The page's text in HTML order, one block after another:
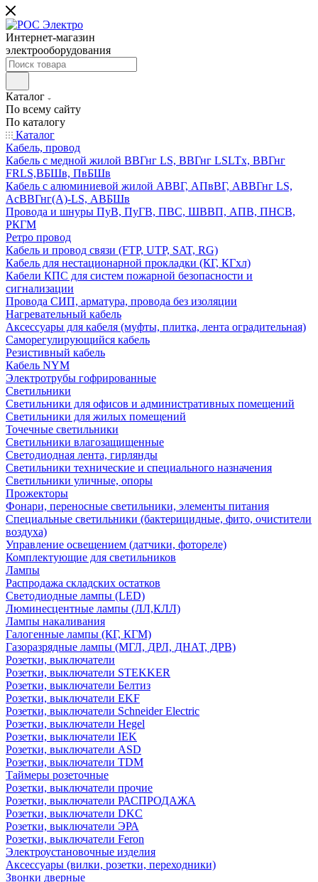
Интернет-магазин
электрооборудования
Каталог
По всему сайту
По каталогу
Каталог
Кабель, провод
Кабель с медной жилой ВВГнг LS, ВВГнг LSLTx, ВВГнг
FRLS,ВБШв, ПвБШв
Кабель с алюминиевой жилой АВВГ, АПвВГ, АВВГнг LS,
АсВВГнг(А)-LS, АВБШв
Провода и шнуры ПуВ, ПуГВ, ПВС, ШВВП, АПВ, ПНСВ,
РКГМ
Ретро провод
Кабель и провод связи (FTP, UTP, SAT, RG)
Кабель для нестационарной прокладки (КГ, КГхл)
Кабели КПС для систем пожарной безопасности и
сигнализации
Провода СИП, арматура, провода без изоляции
Нагревательный кабель
Аксессуары для кабеля (муфты, плитка, лента оградительная)
Саморегулирующийся кабель
Резистивный кабель
Кабель NYM
Электротрубы гофрированные
Светильники
Светильники для офисов и административных помещений
Светильники для жилых помещений
Точечные светильники
Светильники влагозащищенные
Светодиодная лента, гирлянды
Светильники технические и специального назначения
Светильники уличные, опоры
Прожекторы
Фонари, переносные светильники, элементы питания
Специальные светильники (бактерицидные, фито, очистители
воздуха)
Управление освещением (датчики, фотореле)
Комплектующие для светильников
Лампы
Распродажа складских остатков
Светодиодные лампы (LED)
Люминесцентные лампы (ЛЛ,КЛЛ)
Лампы накаливания
Галогенные лампы (КГ, КГМ)
Газоразрядные лампы (МГЛ, ДРЛ, ДНАТ, ДРВ)
Розетки, выключатели
Розетки, выключатели STEKKER
Розетки, выключатели Белтиз
Розетки, выключатели EKF
Розетки, выключатели Schneider Electric
Розетки, выключатели Hegel
Розетки, выключатели IEK
Розетки, выключатели ASD
Розетки, выключатели TDM
Таймеры розеточные
Розетки, выключатели прочие
Розетки, выключатели РАСПРОДАЖА
Розетки, выключатели DKC
Розетки, выключатели ЭРА
Розетки, выключатели Feron
Электроустановочные изделия
Аксессуары (вилки, розетки, переходники)
Звонки дверные